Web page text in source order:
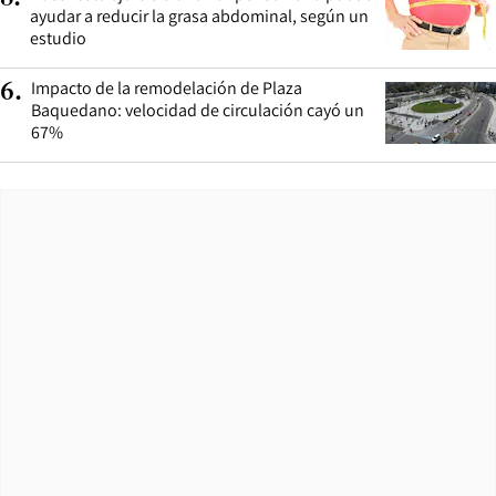
ayudar a reducir la grasa abdominal, según un
estudio
6. Impacto de la remodelación de Plaza
Baquedano: velocidad de circulación cayó un
67%